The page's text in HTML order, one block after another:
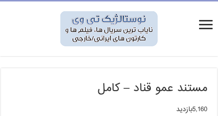
مستند عمو قناد – کامل
5,160بازدید